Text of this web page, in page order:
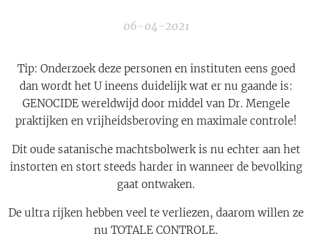
06-04-2021
Tip: Onderzoek deze personen en instituten eens goed
dan wordt het U ineens duidelijk wat er nu gaande is:
GENOCIDE wereldwijd door middel van Dr. Mengele
praktijken en vrijheidsberoving en maximale controle!
Dit oude satanische machtsbolwerk is nu echter aan het
instorten en stort steeds harder in wanneer de bevolking
gaat ontwaken.
De ultra rijken hebben veel te verliezen, daarom willen ze
nu TOTALE CONTROLE.